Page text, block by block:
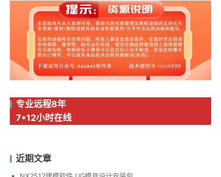
专业远程8年
7*12小时在线
近期文章